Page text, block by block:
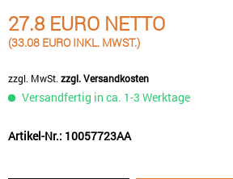
27.8 EURO NETTO
(33.08 EURO INKL. MWST.)
zzgl. MwSt. zzgl. Versandkosten
Versandfertig in ca. 1-3 Werktage
Artikel-Nr.: 10057723AA